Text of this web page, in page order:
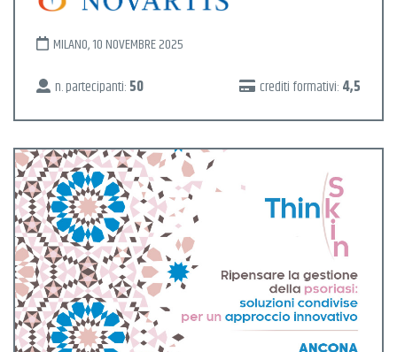
MILANO, 10 NOVEMBRE 2025
n. partecipanti: 50 crediti formativi: 4,5